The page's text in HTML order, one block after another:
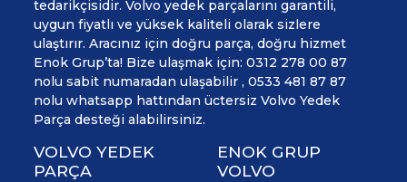
tedarikçisidir. Volvo yedek parçalarını garantili,
uygun fiyatlı ve yüksek kaliteli olarak sizlere
ulaştırır. Aracınız için doğru parça, doğru hizmet
Enok Grup’ta! Bize ulaşmak için: 0312 278 00 87
nolu sabit numaradan ulaşabilir , 0533 481 87 87
nolu whatsapp hattından üctersiz Volvo Yedek
Parça desteği alabilirsiniz.
VOLVO YEDEK
PARÇA
ENOK GRUP
VOLVO